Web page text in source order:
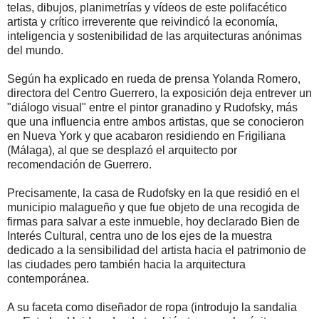
telas, dibujos, planimetrías y vídeos de este polifacético
artista y crítico irreverente que reivindicó la economía,
inteligencia y sostenibilidad de las arquitecturas anónimas
del mundo.
Según ha explicado en rueda de prensa Yolanda Romero,
directora del Centro Guerrero, la exposición deja entrever un
"diálogo visual" entre el pintor granadino y Rudofsky, más
que una influencia entre ambos artistas, que se conocieron
en Nueva York y que acabaron residiendo en Frigiliana
(Málaga), al que se desplazó el arquitecto por
recomendación de Guerrero.
Precisamente, la casa de Rudofsky en la que residió en el
municipio malagueño y que fue objeto de una recogida de
firmas para salvar a este inmueble, hoy declarado Bien de
Interés Cultural, centra uno de los ejes de la muestra
dedicado a la sensibilidad del artista hacia el patrimonio de
las ciudades pero también hacia la arquitectura
contemporánea.
A su faceta como diseñador de ropa (introdujo la sandalia